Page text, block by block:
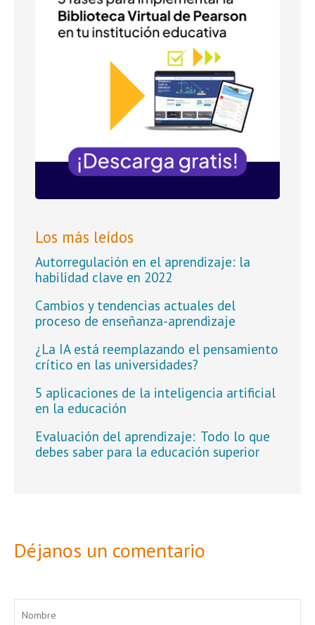
Los más leídos
Autorregulación en el aprendizaje: la
habilidad clave en 2022
Cambios y tendencias actuales del
proceso de enseñanza-aprendizaje
¿La IA está reemplazando el pensamiento
crítico en las universidades?
5 aplicaciones de la inteligencia artificial
en la educación
Evaluación del aprendizaje: Todo lo que
debes saber para la educación superior
Déjanos un comentario